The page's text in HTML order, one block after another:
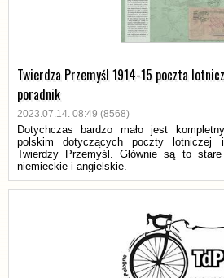
Twierdza Przemyśl 1914-15 poczta
poradnik
2023.07.14. 08:49 (8568)
Dotychczas bardzo mało jest
polskim dotyczących poczty lotniczej
Twierdzy Przemyśl. Głównie są to
niemieckie i angielskie.